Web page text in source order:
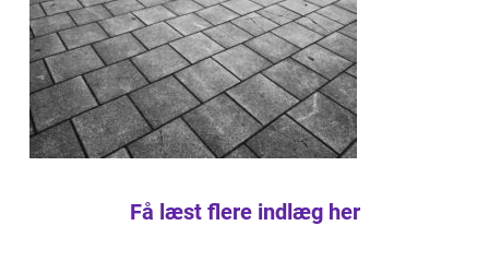
Få læst flere indlæg her